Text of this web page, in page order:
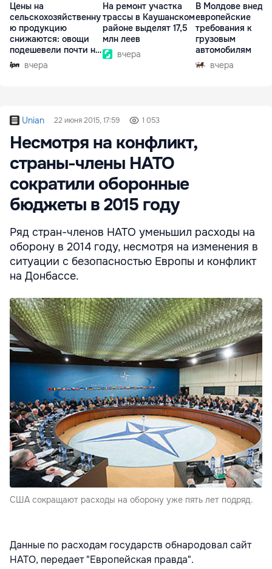
Цены на
сельскохозяйственну
ю продукцию
снижаются: овощи
подешевели почти на
30%вчера
На ремонт участка
трассы в Каушанском
районе выделят 17,5
млн леев
вчера
В Молдове
европейские
требования к
грузовым
автомобилям
вчера
Unian 22 июня 2015, 17:59 1 053
Несмотря на конфликт,
страны-члены НАТО
сократили оборонные
бюджеты в 2015 году
Ряд стран-членов НАТО уменьшил расходы на
оборону в 2014 году, несмотря на изменения в
ситуации с безопасностью Европы и конфликт
на Донбассе.
США сокращают расходы на оборону уже пять лет подряд.
Данные по расходам государств обнародовал сайт
НАТО, передает "Европейская правда".